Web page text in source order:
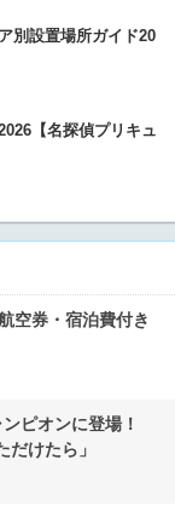
別設置場所ガイド20
【名探偵プリキュ
空券・宿泊費付き
ピオンに登場！
だけたら」